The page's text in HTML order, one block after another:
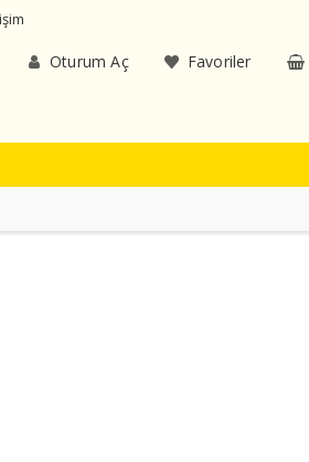
Oturum Aç Favoriler